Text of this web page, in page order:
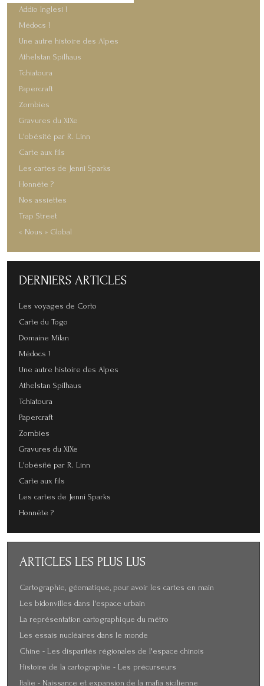
Addio Inglesi !
Médocs !
Une autre histoire des Alpes
Athelstan Spilhaus
Tchiatoura
Papercraft
Zombies
Gravures du XIXe
L'obésité par R. Linn
Carte aux fils
Les cartes de Jenni Sparks
Honnête ?
Nos assiettes
Trap Street
« Nous » Global
DERNIERS ARTICLES
Les voyages de Corto
Carte du Togo
Domaine Milan
Médocs !
Une autre histoire des Alpes
Athelstan Spilhaus
Tchiatoura
Papercraft
Zombies
Gravures du XIXe
L'obésité par R. Linn
Carte aux fils
Les cartes de Jenni Sparks
Honnête ?
ARTICLES LES PLUS LUS
Cartographie, géomatique, pour avoir les cartes en main
Les bidonvilles dans l'espace urbain
La représentation cartographique du métro
Les essais nucléaires dans le monde
Chine - Les disparités régionales de l'espace chinois
Histoire de la cartographie - Les précurseurs
Italie - Naissance et expansion de la mafia sicilienne